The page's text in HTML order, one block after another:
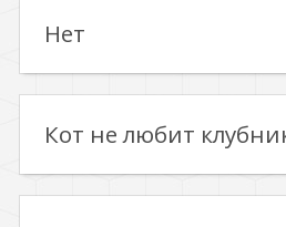
Нет
Кот не любит